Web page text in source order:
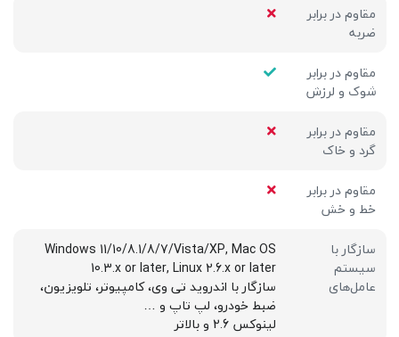
مقاوم در برابر
ضربه
مقاوم در برابر
شوک و لرزش
مقاوم در برابر
گرد و خاک
مقاوم در برابر
خط و خش
سازگار با
سیستم
عامل‌های
Windows 11/10/8.1/8/7/Vista/XP, Mac OS
10.3.x or later, Linux 2.6.x or later
سازگار با اندروید تی وی، کامپیوتر، تلویزیون،
ضبط خودرو، لپ تاپ و …
لینوکس 2.6 و بالاتر